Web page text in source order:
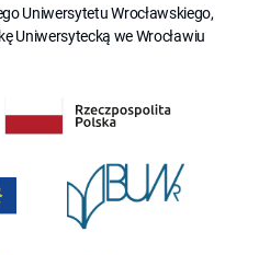
Uniwersytetu Wrocławskiego,
Uniwersytecką we Wrocławiu